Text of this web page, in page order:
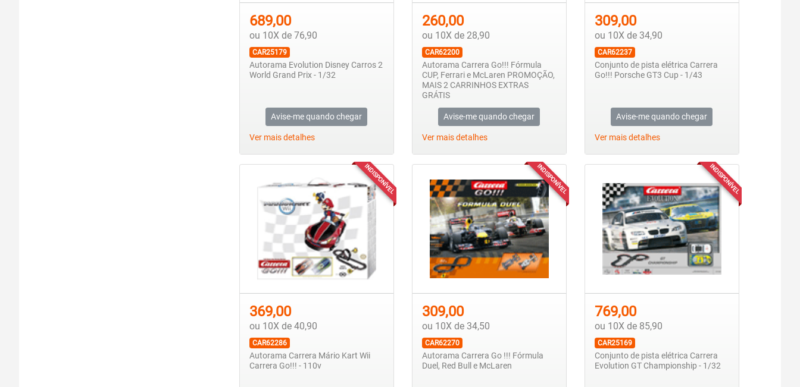
689,00
ou 10X de 76,90
CAR25179
Autorama Evolution Disney Carros 2
World Grand Prix - 1/32
Avise-me quando chegar
Ver mais detalhes
260,00
ou 10X de 28,90
CAR62200
Autorama Carrera Go!!! Fórmula
CUP, Ferrari e McLaren PROMOÇÃO,
MAIS 2 CARRINHOS EXTRAS
GRÁTIS
Avise-me quando chegar
Ver mais detalhes
309,00
ou 10X de 34,90
CAR62237
Conjunto de pista elétrica Carrera
Go!!! Porsche GT3 Cup - 1/43
Avise-me quando chegar
Ver mais detalhes
INDISPONÍVEL
369,00
ou 10X de 40,90
CAR62286
Autorama Carrera Mário Kart Wii
Carrera Go!!! - 110v
INDISPONÍVEL
309,00
ou 10X de 34,50
CAR62270
Autorama Carrera Go !!! Fórmula
Duel, Red Bull e McLaren
INDISPONÍVEL
769,00
ou 10X de 85,90
CAR25169
Conjunto de pista elétrica Carrera
Evolution GT Championship - 1/32